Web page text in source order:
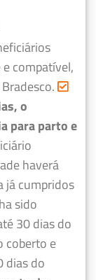
compatível,
o
para parto e
haverá
já cumpridos
sido
30 dias do
coberto e
dias do